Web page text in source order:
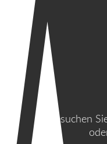
Besuchen